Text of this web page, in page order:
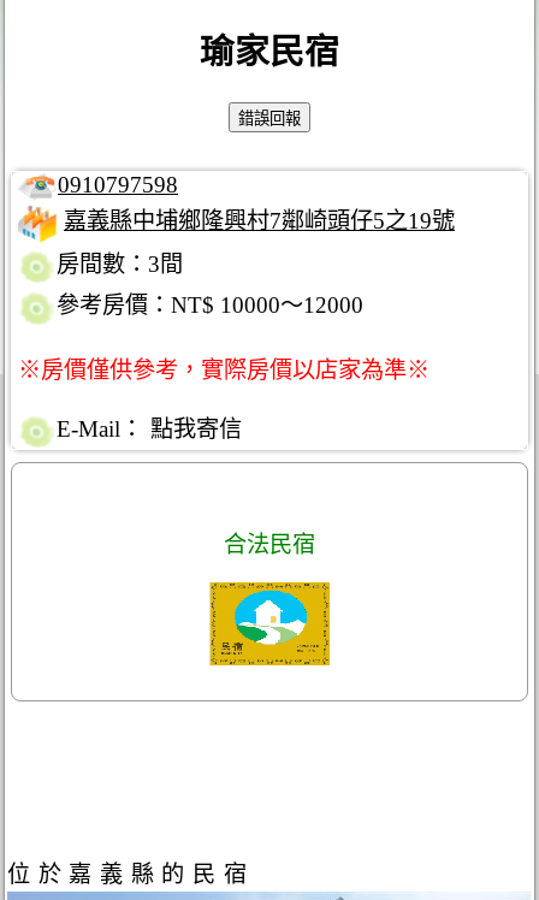
瑜家民宿
0910797598
嘉義縣中埔鄉隆興村7鄰崎頭仔5之19號
房間數：3間
參考房價：NT$ 10000～12000
※房價僅供參考，實際房價以店家為準※
E-Mail： 點我寄信
合法民宿
位於嘉義縣的民宿